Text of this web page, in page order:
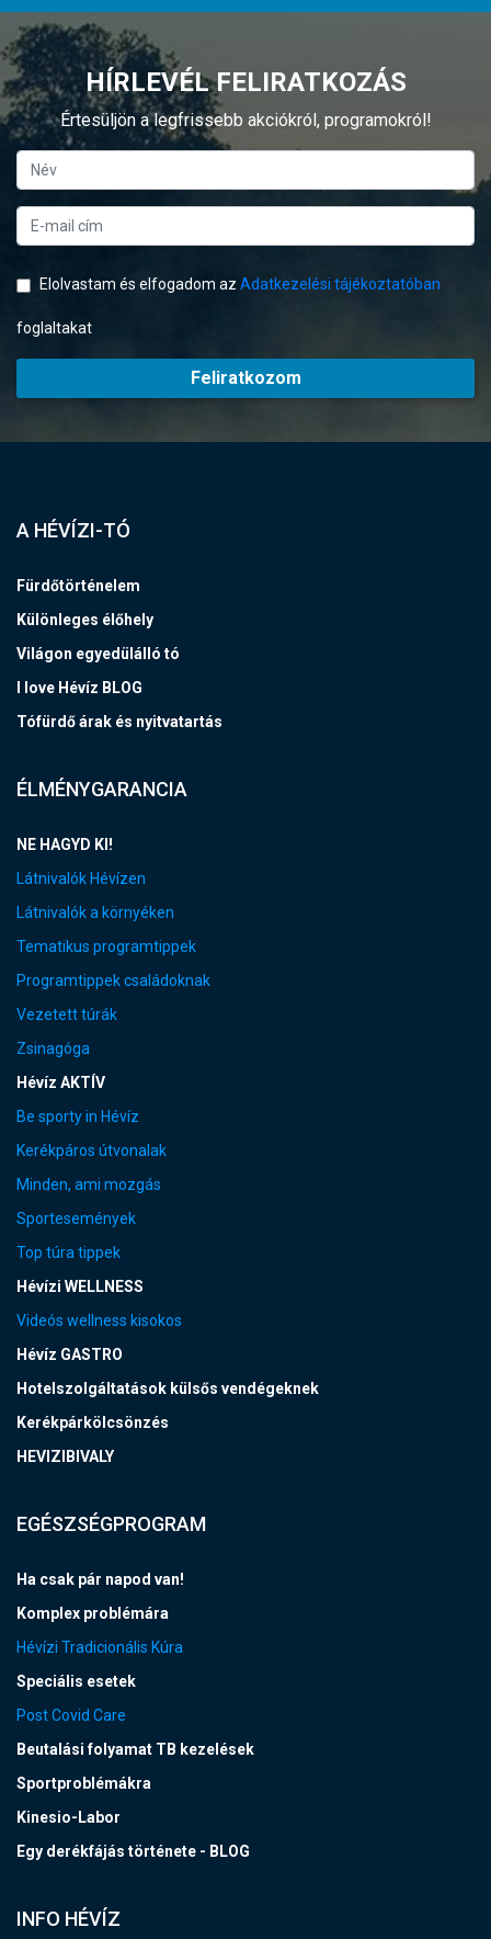
HÍRLEVÉL FELIRATKOZÁS
Értesüljön a legfrissebb akciókról, programokról!
Elolvastam és elfogadom az Adatkezelési tájékoztatóban
foglaltakat
Feliratkozom
A HÉVÍZI-TÓ
Fürdőtörténelem
Különleges élőhely
Világon egyedülálló tó
I love Hévíz BLOG
Tófürdő árak és nyitvatartás
ÉLMÉNYGARANCIA
NE HAGYD KI!
Látnivalók Hévízen
Látnivalók a környéken
Tematikus programtippek
Programtippek családoknak
Vezetett túrák
Zsinagóga
Hévíz AKTÍV
Be sporty in Hévíz
Kerékpáros útvonalak
Minden, ami mozgás
Sportesemények
Top túra tippek
Hévízi WELLNESS
Videós wellness kisokos
Hévíz GASTRO
Hotelszolgáltatások külsős vendégeknek
Kerékpárkölcsönzés
HEVIZIBIVALY
EGÉSZSÉGPROGRAM
Ha csak pár napod van!
Komplex problémára
Hévízi Tradicionális Kúra
Speciális esetek
Post Covid Care
Beutalási folyamat TB kezelések
Sportproblémákra
Kinesio-Labor
Egy derékfájás története - BLOG
INFO HÉVÍZ